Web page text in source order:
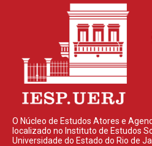
O Núcleo de Estudos Atores e
localizado no Instituto de Estudos
Universidade do Estado do Rio de